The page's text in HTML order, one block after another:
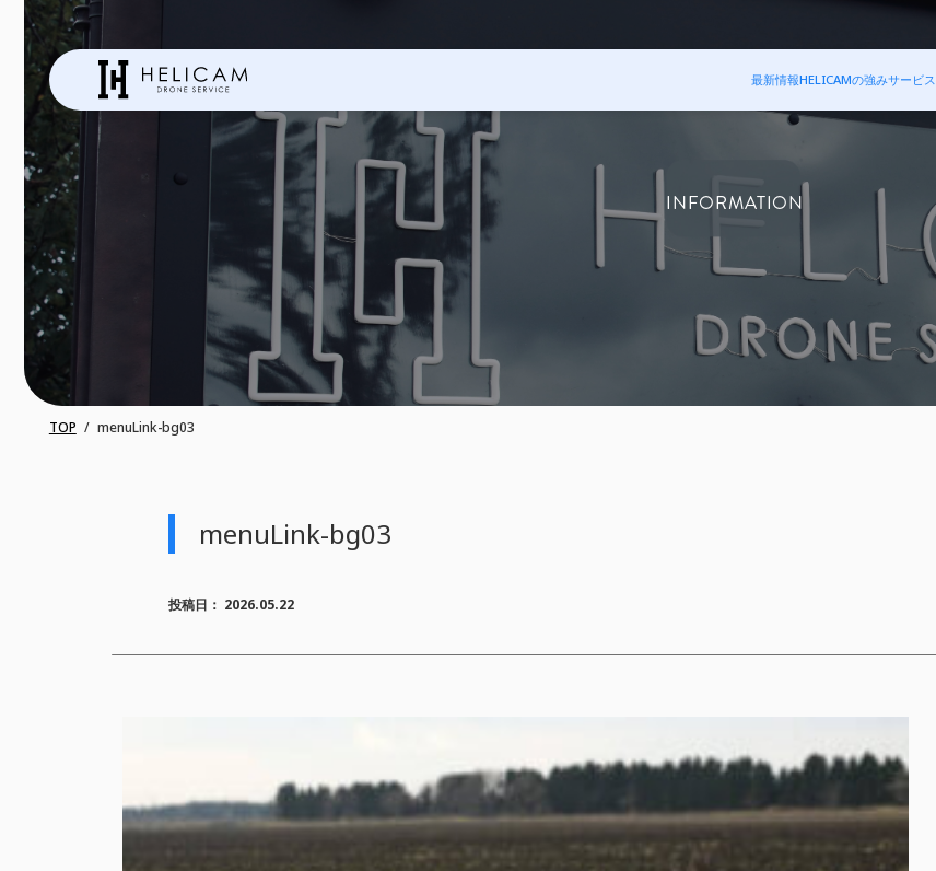
最新情報HELICAMの強みサービス
INFORMATION
TOP menuLink-bg03
menuLink-bg03
投稿日： 2026.05.22